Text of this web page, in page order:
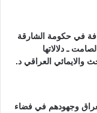
في حكومة الشارقة
ـ دلالاتها
والايمائي العراقي د.
وجهودهم في فضاء